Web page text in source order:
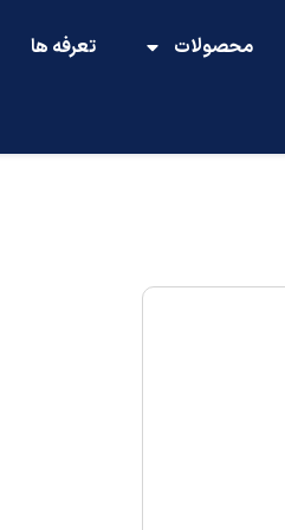
محصولات تعرفه ها